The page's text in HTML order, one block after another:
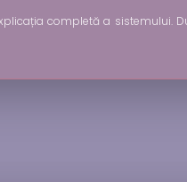
completă a sistemului.